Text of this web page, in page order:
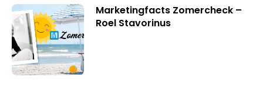
Marketingfacts Zomercheck –
Roel Stavorinus